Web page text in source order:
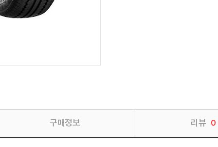
구매정보 리뷰 0